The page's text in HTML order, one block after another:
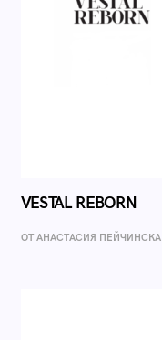
VESTAL REBORN
ОТ AНАСТАСИЯ ПЕЙЧИНСКА